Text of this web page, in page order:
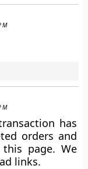
has
orders and
page. We
links.